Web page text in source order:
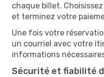
chaque billet.
et terminez votre
Une fois votre
un courriel avec votre
informations
Sécurité et fiabilité